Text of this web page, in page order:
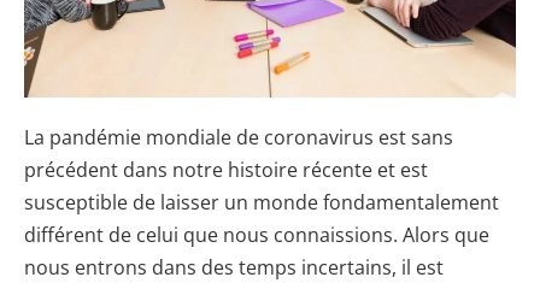
Affaires
en
Période
Extraordinaire
Coronavirus
La pandémie mondiale de coronavirus est sans
précédent dans notre histoire récente et est
susceptible de laisser un monde fondamentalement
différent de celui que nous connaissions. Alors que
nous entrons dans des temps incertains, il est